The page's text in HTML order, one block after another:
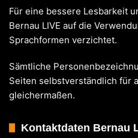
Für eine bessere Lesbarkeit
Bernau LIVE auf die
Sprachformen verzichtet.
Sämtliche
Seiten selbstverständlich für
gleichermaßen.
Kontaktdaten Bernau